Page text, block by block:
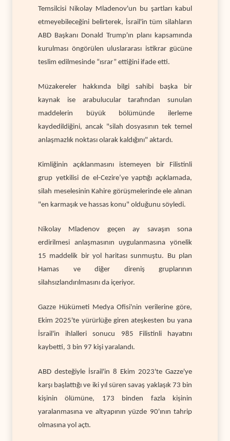
Temsilcisi Nikolay Mladenov'un bu şartları kabul
etmeyebileceğini belirterek, İsrail'in tüm silahların
ABD Başkanı Donald Trump'ın planı kapsamında
kurulması öngörülen uluslararası istikrar gücüne
teslim edilmesinde “ısrar” ettiğini ifade etti.
Müzakereler hakkında bilgi sahibi başka bir
kaynak ise arabulucular tarafından sunulan
maddelerin büyük bölümünde ilerleme
kaydedildiğini, ancak "silah dosyasının tek temel
anlaşmazlık noktası olarak kaldığını" aktardı.
Kimliğinin açıklanmasını istemeyen bir Filistinli
grup yetkilisi de el-Cezire’ye yaptığı açıklamada,
silah meselesinin Kahire görüşmelerinde ele alınan
"en karmaşık ve hassas konu" olduğunu söyledi.
Nikolay Mladenov geçen ay savaşın sona
erdirilmesi anlaşmasının uygulanmasına yönelik
15 maddelik bir yol haritası sunmuştu. Bu plan
Hamas ve diğer direniş gruplarının
silahsızlandırılmasını da içeriyor.
Gazze Hükümeti Medya Ofisi'nin verilerine göre,
Ekim 2025'te yürürlüğe giren ateşkesten bu yana
İsrail'in ihlalleri sonucu 985 Filistinli hayatını
kaybetti, 3 bin 97 kişi yaralandı.
ABD desteğiyle İsrail'in 8 Ekim 2023'te Gazze'ye
karşı başlattığı ve iki yıl süren savaş yaklaşık 73 bin
kişinin ölümüne, 173 binden fazla kişinin
yaralanmasına ve altyapının yüzde 90'ının tahrip
olmasına yol açtı.